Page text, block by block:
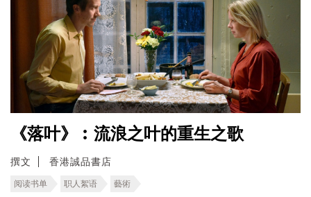
《落叶》︰流浪之叶的重生之歌
撰文 香港誠品書店
阅读书单 职人絮语 藝術